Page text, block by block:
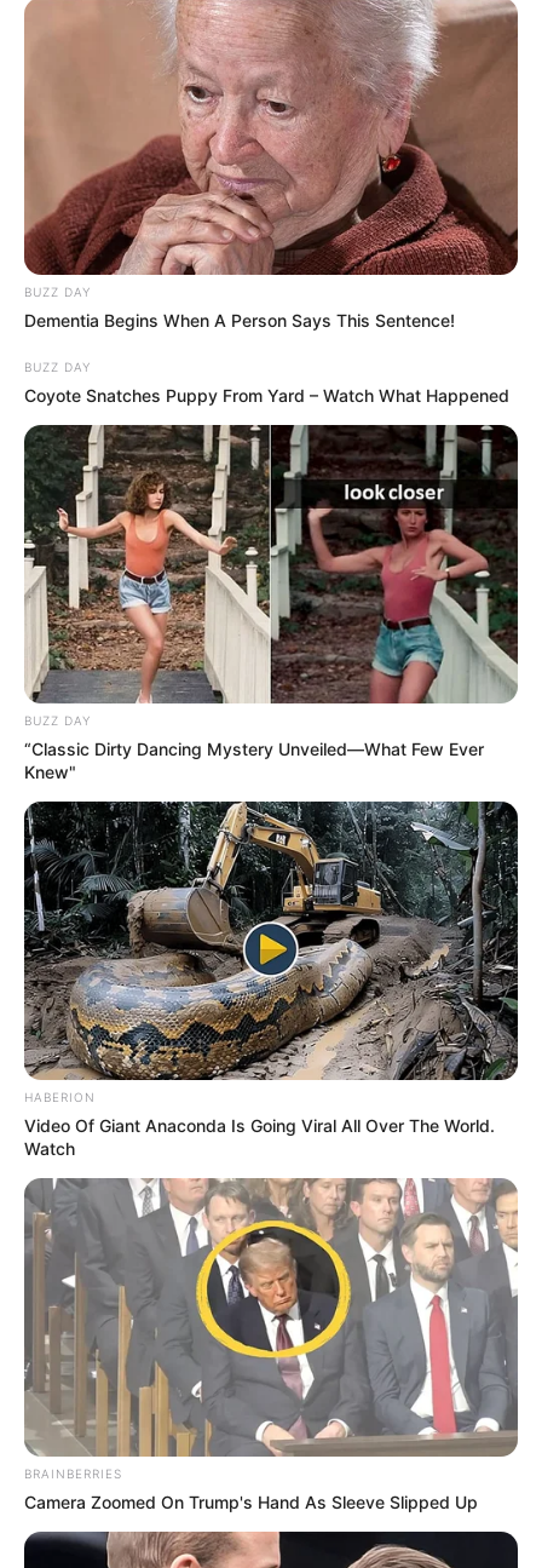
BUZZ DAY
Dementia Begins When A Person Says This Sentence!
BUZZ DAY
Coyote Snatches Puppy From Yard – Watch What Happened
BUZZ DAY
“Classic Dirty Dancing Mystery Unveiled—What Few Ever
Knew"
HABERION
Video Of Giant Anaconda Is Going Viral All Over The World.
Watch
BRAINBERRIES
Camera Zoomed On Trump's Hand As Sleeve Slipped Up